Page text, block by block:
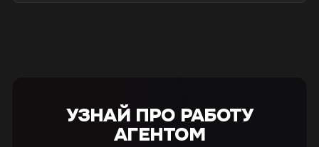
УЗНАЙ ПРО РАБОТУ
АГЕНТОМ